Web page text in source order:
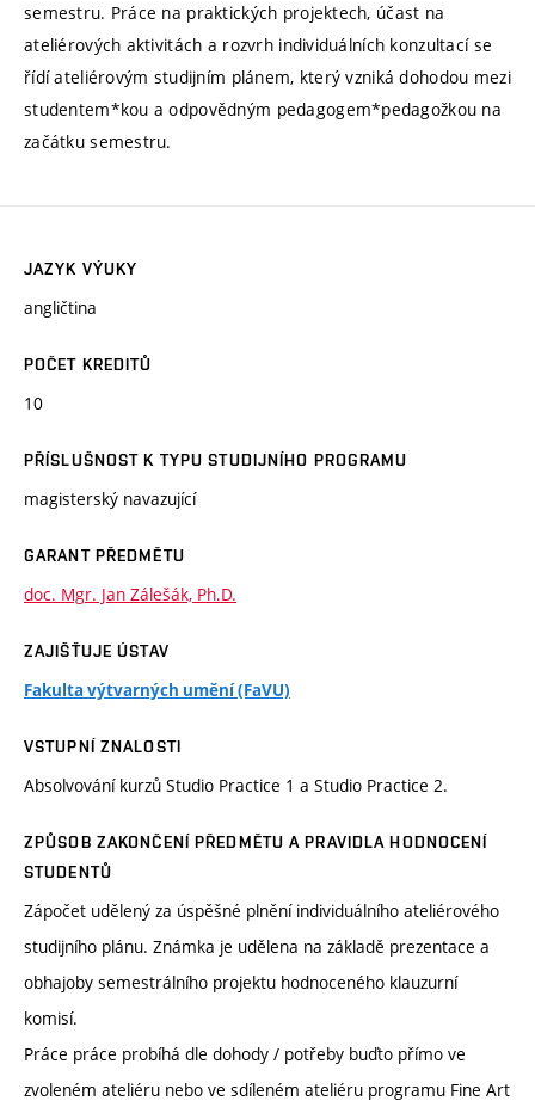
semestru. Práce na praktických projektech, účast na
ateliérových aktivitách a rozvrh individuálních konzultací se
řídí ateliérovým studijním plánem, který vzniká dohodou mezi
studentem*kou a odpovědným pedagogem*pedagožkou na
začátku semestru.
JAZYK VÝUKY
angličtina
POČET KREDITŮ
10
PŘÍSLUŠNOST K TYPU STUDIJNÍHO PROGRAMU
magisterský navazující
GARANT PŘEDMĚTU
doc. Mgr. Jan Zálešák, Ph.D.
ZAJIŠŤUJE ÚSTAV
Fakulta výtvarných umění (FaVU)
VSTUPNÍ ZNALOSTI
Absolvování kurzů Studio Practice 1 a Studio Practice 2.
ZPŮSOB ZAKONČENÍ PŘEDMĚTU A PRAVIDLA HODNOCENÍ
STUDENTŮ
Zápočet udělený za úspěšné plnění individuálního ateliérového
studijního plánu. Známka je udělena na základě prezentace a
obhajoby semestrálního projektu hodnoceného klauzurní
komisí.
Práce práce probíhá dle dohody / potřeby buďto přímo ve
zvoleném ateliéru nebo ve sdíleném ateliéru programu Fine Art